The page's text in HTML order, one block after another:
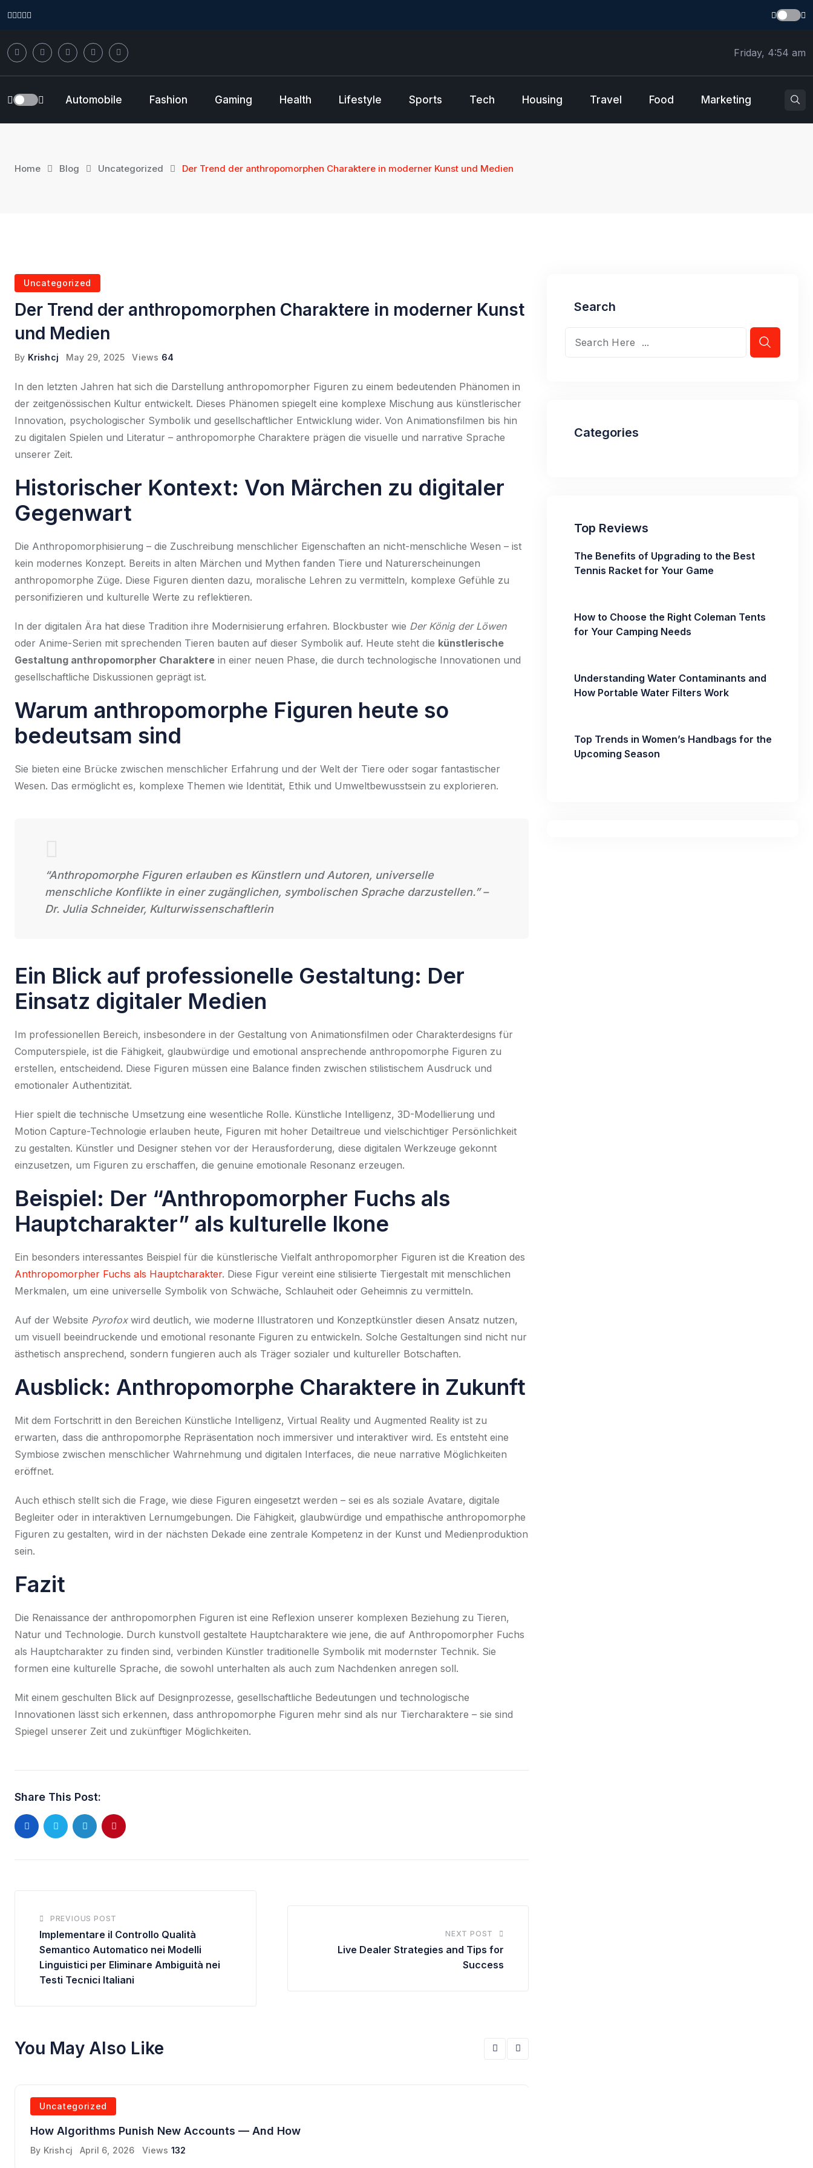
Friday, 4:54 am
Automobile Fashion Gaming Health Lifestyle Sports Tech Housing Travel Food Marketing
Home Blog Uncategorized Der Trend der anthropomorphen Charaktere in moderner Kunst und Medien
Uncategorized
Der Trend der anthropomorphen Charaktere in moderner Kunst
und Medien
By Krishcj May 29, 2025 Views 64
In den letzten Jahren hat sich die Darstellung anthropomorpher Figuren zu einem bedeutenden Phänomen in
der zeitgenössischen Kultur entwickelt. Dieses Phänomen spiegelt eine komplexe Mischung aus künstlerischer
Innovation, psychologischer Symbolik und gesellschaftlicher Entwicklung wider. Von Animationsfilmen bis hin
zu digitalen Spielen und Literatur – anthropomorphe Charaktere prägen die visuelle und narrative Sprache
unserer Zeit.
Historischer Kontext: Von Märchen zu digitaler
Gegenwart
Die Anthropomorphisierung – die Zuschreibung menschlicher Eigenschaften an nicht-menschliche Wesen – ist
kein modernes Konzept. Bereits in alten Märchen und Mythen fanden Tiere und Naturerscheinungen
anthropomorphe Züge. Diese Figuren dienten dazu, moralische Lehren zu vermitteln, komplexe Gefühle zu
personifizieren und kulturelle Werte zu reflektieren.
In der digitalen Ära hat diese Tradition ihre Modernisierung erfahren. Blockbuster wie Der König der Löwen
oder Anime-Serien mit sprechenden Tieren bauten auf dieser Symbolik auf. Heute steht die künstlerische
Gestaltung anthropomorpher Charaktere in einer neuen Phase, die durch technologische Innovationen und
gesellschaftliche Diskussionen geprägt ist.
Warum anthropomorphe Figuren heute so
bedeutsam sind
Sie bieten eine Brücke zwischen menschlicher Erfahrung und der Welt der Tiere oder sogar fantastischer
Wesen. Das ermöglicht es, komplexe Themen wie Identität, Ethik und Umweltbewusstsein zu explorieren.
“Anthropomorphe Figuren erlauben es Künstlern und Autoren, universelle
menschliche Konflikte in einer zugänglichen, symbolischen Sprache darzustellen.” –
Dr. Julia Schneider, Kulturwissenschaftlerin
Ein Blick auf professionelle Gestaltung: Der
Einsatz digitaler Medien
Im professionellen Bereich, insbesondere in der Gestaltung von Animationsfilmen oder Charakterdesigns für
Computerspiele, ist die Fähigkeit, glaubwürdige und emotional ansprechende anthropomorphe Figuren zu
erstellen, entscheidend. Diese Figuren müssen eine Balance finden zwischen stilistischem Ausdruck und
emotionaler Authentizität.
Hier spielt die technische Umsetzung eine wesentliche Rolle. Künstliche Intelligenz, 3D-Modellierung und
Motion Capture-Technologie erlauben heute, Figuren mit hoher Detailtreue und vielschichtiger Persönlichkeit
zu gestalten. Künstler und Designer stehen vor der Herausforderung, diese digitalen Werkzeuge gekonnt
einzusetzen, um Figuren zu erschaffen, die genuine emotionale Resonanz erzeugen.
Beispiel: Der “Anthropomorpher Fuchs als
Hauptcharakter” als kulturelle Ikone
Ein besonders interessantes Beispiel für die künstlerische Vielfalt anthropomorpher Figuren ist die Kreation des
Anthropomorpher Fuchs als Hauptcharakter. Diese Figur vereint eine stilisierte Tiergestalt mit menschlichen
Merkmalen, um eine universelle Symbolik von Schwäche, Schlauheit oder Geheimnis zu vermitteln.
Auf der Website Pyrofoxwird deutlich, wie moderne Illustratoren und Konzeptkünstler diesen Ansatz nutzen,
um visuell beeindruckende und emotional resonante Figuren zu entwickeln. Solche Gestaltungen sind nicht nur
ästhetisch ansprechend, sondern fungieren auch als Träger sozialer und kultureller Botschaften.
Ausblick: Anthropomorphe Charaktere in Zukunft
Mit dem Fortschritt in den Bereichen Künstliche Intelligenz, Virtual Reality und Augmented Reality ist zu
erwarten, dass die anthropomorphe Repräsentation noch immersiver und interaktiver wird. Es entsteht eine
Symbiose zwischen menschlicher Wahrnehmung und digitalen Interfaces, die neue narrative Möglichkeiten
eröffnet.
Auch ethisch stellt sich die Frage, wie diese Figuren eingesetzt werden – sei es als soziale Avatare, digitale
Begleiter oder in interaktiven Lernumgebungen. Die Fähigkeit, glaubwürdige und empathische anthropomorphe
Figuren zu gestalten, wird in der nächsten Dekade eine zentrale Kompetenz in der Kunst und Medienproduktion
sein.
Fazit
Die Renaissance der anthropomorphen Figuren ist eine Reflexion unserer komplexen Beziehung zu Tieren,
Natur und Technologie. Durch kunstvoll gestaltete Hauptcharaktere wie jene, die auf Anthropomorpher Fuchs
als Hauptcharakter zu finden sind, verbinden Künstler traditionelle Symbolik mit modernster Technik. Sie
formen eine kulturelle Sprache, die sowohl unterhalten als auch zum Nachdenken anregen soll.
Mit einem geschulten Blick auf Designprozesse, gesellschaftliche Bedeutungen und technologische
Innovationen lässt sich erkennen, dass anthropomorphe Figuren mehr sind als nur Tiercharaktere – sie sind
Spiegel unserer Zeit und zukünftiger Möglichkeiten.
Share This Post:
PREVIOUS POST
Implementare il Controllo Qualità
Semantico Automatico nei Modelli
Linguistici per Eliminare Ambiguità nei
Testi Tecnici Italiani
NEXT POST
Live Dealer Strategies and Tips for
Success
You May Also Like
Uncategorized
How Algorithms Punish New Accounts — And How
By Krishcj April 6, 2026 Views 132
Search
Categories
Top Reviews
The Benefits of Upgrading to the Best
Tennis Racket for Your Game
How to Choose the Right Coleman Tents
for Your Camping Needs
Understanding Water Contaminants and
How Portable Water Filters Work
Top Trends in Women’s Handbags for the
Upcoming Season